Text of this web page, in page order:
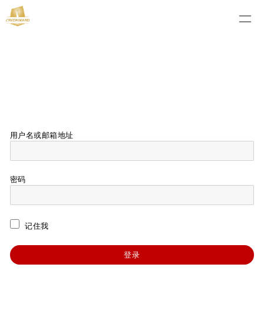
用户名或邮箱地址
密码
记住我